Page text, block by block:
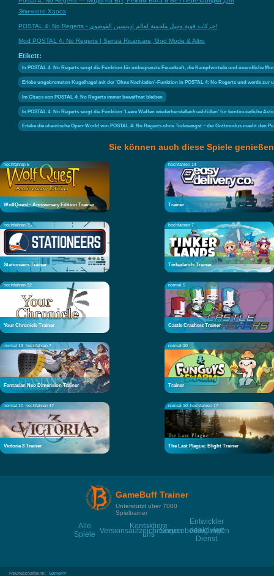
Эпичного Хаоса
POSTAL 4: No Regerts - حركات قوية وحيل ملحمية لعالم إدينسين الفوضوي!
Mod POSTAL 4: No Regerts | Senza Ricaricare, God Mode & Altro
Etikett:
In POSTAL 4: No Regerts sorgt die Funktion für unbegrenzte Feuerkraft, die Kampfvorteile und unendliche
Erlebe ungebremsten Kugelhagel mit der 'Ohne Nachladen'-Funktion in POSTAL 4: No Regerts und werde
Im Chaos von POSTAL 4: No Regerts immer bewaffnet bleiben
In POSTAL 4: No Regerts sorgt die Funktion 'Leere Waffen wiederherstellen/nachfüllen' für kontinuierliche
Erlebe die chaotische Open-World von POSTAL 4: No Regerts ohne Todesangst – der Gottmodus macht
Sie können auch diese Spiele genießen
hochfahren 5
WolfQuest - Anniversary Edition Trainer
hochfahren 14
Trainer
hochfahren 15
Stationeers Trainer
hochfahren 7
Tinkerlands Trainer
hochfahren 32
Your Chronicle Trainer
normal 5
Castle Crashers Trainer
normal 13 hochfahren 7
Fantasian Neo Dimension Trainer
normal 10
Trainer
normal 10 hochfahren 47
Victoria 3 Trainer
normal 10 hochfahren 17
The Last Plague: Blight Trainer
GameBuff Trainer
Unterstützt über 7000
Spieltrainer
Alle
Spiele Versionsaufzeichnungen
Kontaktiere
uns Servicebedingungen
Entwickler
deaktiviert
Dienst
Freundschaftslink: GamePP